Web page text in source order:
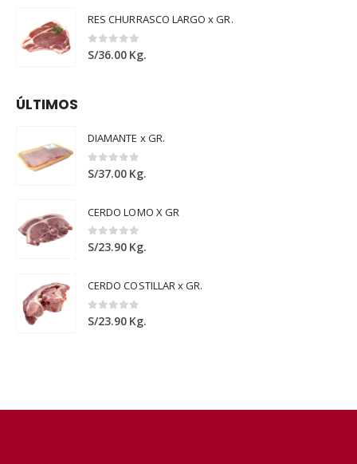
RES CHURRASCO LARGO x GR.
0out of 5
S/36.00 Kg.
ÚLTIMOS
DIAMANTE x GR.
0out of 5
S/37.00 Kg.
CERDO LOMO X GR
0out of 5
S/23.90 Kg.
CERDO COSTILLAR x GR.
0out of 5
S/23.90 Kg.